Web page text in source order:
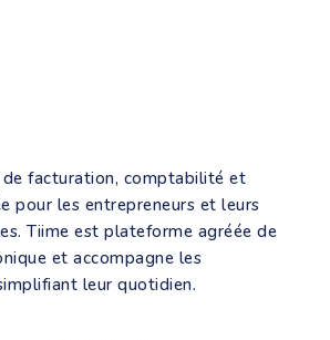
facturation, comptabilité et
pour les entrepreneurs et leurs
Tiime est plateforme agréée de
et accompagne les
leur quotidien.